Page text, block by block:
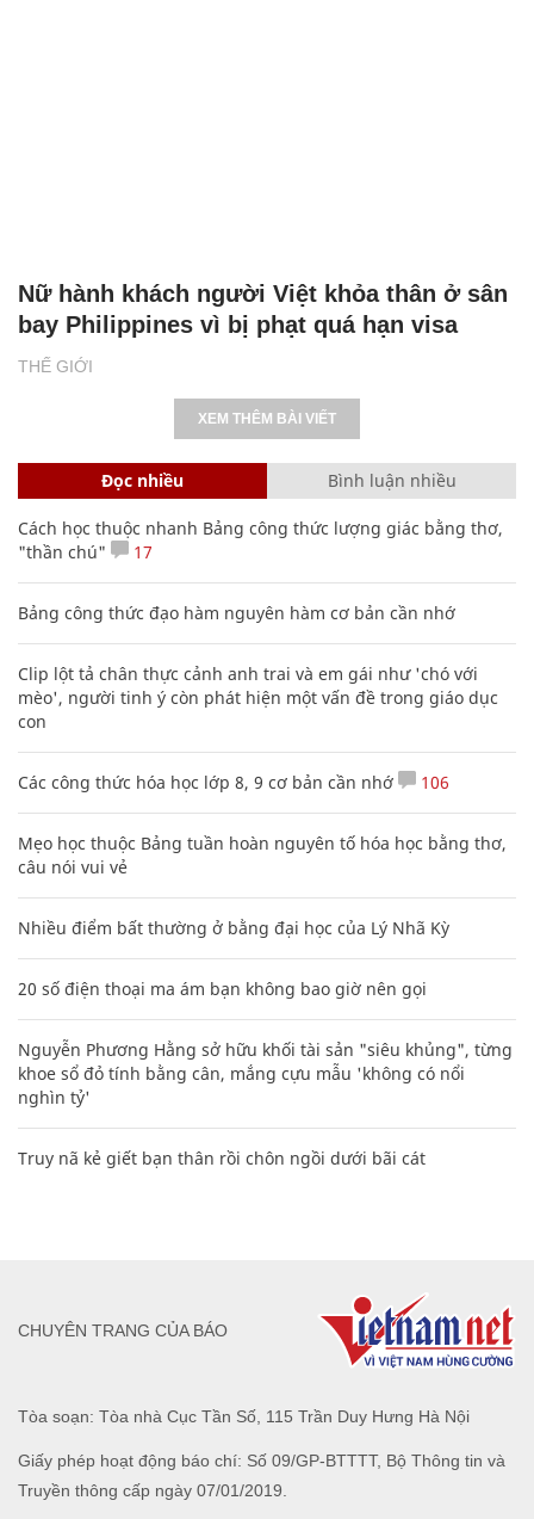
THẾ GIỚI
Nữ hành khách người Việt khỏa thân ở sân
bay Philippines vì bị phạt quá hạn visa
XEM THÊM BÀI VIẾT
Đọc nhiều Bình luận nhiều
Cách học thuộc nhanh Bảng công thức lượng giác bằng thơ,
"thần chú"
17
Bảng công thức đạo hàm nguyên hàm cơ bản cần nhớ
Clip lột tả chân thực cảnh anh trai và em gái như 'chó với
mèo', người tinh ý còn phát hiện một vấn đề trong giáo dục
con
Các công thức hóa học lớp 8, 9 cơ bản cần nhớ 106
Mẹo học thuộc Bảng tuần hoàn nguyên tố hóa học bằng thơ,
câu nói vui vẻ
Nhiều điểm bất thường ở bằng đại học của Lý Nhã Kỳ
20 số điện thoại ma ám bạn không bao giờ nên gọi
Nguyễn Phương Hằng sở hữu khối tài sản "siêu khủng", từng
khoe sổ đỏ tính bằng cân, mắng cựu mẫu 'không có nổi
nghìn tỷ'
Truy nã kẻ giết bạn thân rồi chôn ngồi dưới bãi cát
Tòa soạn: Tòa nhà Cục Tần Số, 115 Trần Duy Hưng Hà Nội
Giấy phép hoạt động báo chí: Số 09/GP-BTTTT, Bộ Thông tin và
Truyền thông cấp ngày 07/01/2019.
CHUYÊN TRANG CỦA BÁO